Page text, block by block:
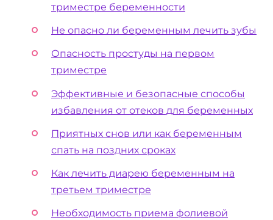
триместре беременности
Не опасно ли беременным лечить зубы
Опасность простуды на первом
триместре
Эффективные и безопасные способы
избавления от отеков для беременных
Приятных снов или как беременным
спать на поздних сроках
Как лечить диарею беременным на
третьем триместре
Необходимость приема фолиевой